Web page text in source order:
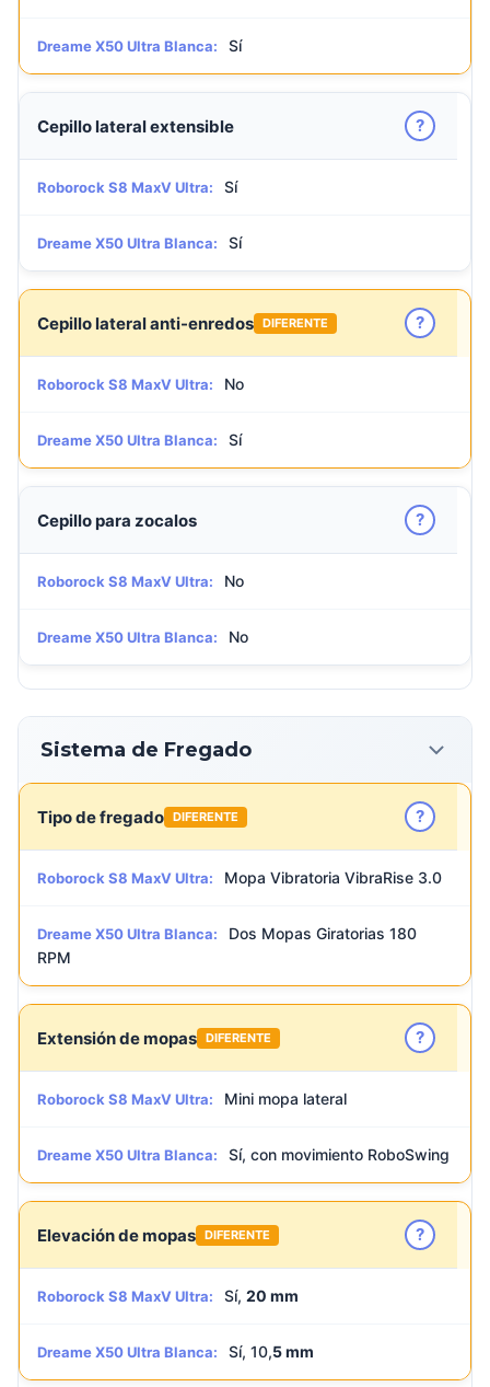
Dreame X50 Ultra Blanca: Sí
Cepillo lateral extensible ?
Roborock S8 MaxV Ultra: Sí
Dreame X50 Ultra Blanca: Sí
Cepillo lateral anti-enredos DIFERENTE ?
Roborock S8 MaxV Ultra: No
Dreame X50 Ultra Blanca: Sí
Cepillo para zocalos ?
Roborock S8 MaxV Ultra: No
Dreame X50 Ultra Blanca: No
Sistema de Fregado
Tipo de fregado DIFERENTE ?
Roborock S8 MaxV Ultra: Mopa Vibratoria VibraRise 3.0
Dreame X50 Ultra Blanca:
Dos Mopas Giratorias 180
RPM
Extensión de mopas DIFERENTE ?
Roborock S8 MaxV Ultra: Mini mopa lateral
Dreame X50 Ultra Blanca: Sí, con movimiento RoboSwing
Elevación de mopas DIFERENTE ?
Roborock S8 MaxV Ultra: Sí, 20 mm
Dreame X50 Ultra Blanca: Sí, 10,5 mm